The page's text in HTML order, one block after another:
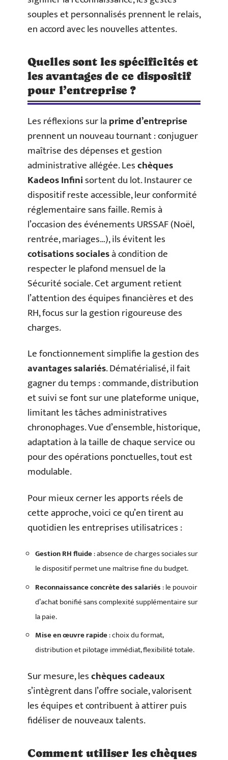
souples et personnalisés prennent le relais,
en accord avec les nouvelles attentes.
Quelles sont les spécificités et
les avantages de ce dispositif
pour l’entreprise ?
Les réflexions sur laprime d’entreprise
prennent un nouveau tournant : conjuguer
maîtrise des dépenses et gestion
administrative allégée. Leschèques
Kadeos Infinisortent du lot. Instaurer ce
dispositif reste accessible, leur conformité
réglementaire sans faille. Remis à
l’occasion des événements URSSAF (Noël,
rentrée, mariages…), ils évitent les
cotisations socialesà condition de
respecter le plafond mensuel de la
Sécurité sociale. Cet argument retient
l’attention des équipes financières et des
RH, focus sur la gestion rigoureuse des
charges.
Le fonctionnement simplifie la gestion des
avantages salariés. Dématérialisé, il fait
gagner du temps : commande, distribution
et suivi se font sur une plateforme unique,
limitant les tâches administratives
chronophages. Vue d’ensemble, historique,
adaptation à la taille de chaque service ou
pour des opérations ponctuelles, tout est
modulable.
Pour mieux cerner les apports réels de
cette approche, voici ce qu’en tirent au
quotidien les entreprises utilisatrices :
Gestion RH fluide: absence de charges sociales sur
le dispositif permet une maîtrise fine du budget.
Reconnaissance concrète des salariés: le pouvoir
d’achat bonifié sans complexité supplémentaire sur
la paie.
Mise en œuvre rapide: choix du format,
distribution et pilotage immédiat, flexibilité totale.
Sur mesure, leschèques cadeaux
s’intègrent dans l’offre sociale, valorisent
les équipes et contribuent à attirer puis
fidéliser de nouveaux talents.
Comment utiliser les chèques